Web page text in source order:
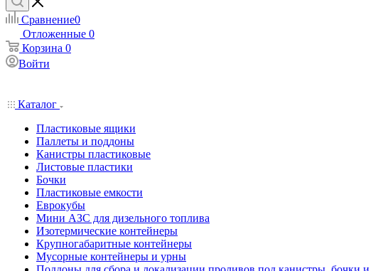
Сравнение0
Отложенные 0
Корзина 0
Войти
Каталог
Пластиковые ящики
Паллеты и поддоны
Канистры пластиковые
Листовые пластики
Бочки
Пластиковые емкости
Еврокубы
Мини АЗС для дизельного топлива
Изотермические контейнеры
Крупногабаритные контейнеры
Мусорные контейнеры и урны